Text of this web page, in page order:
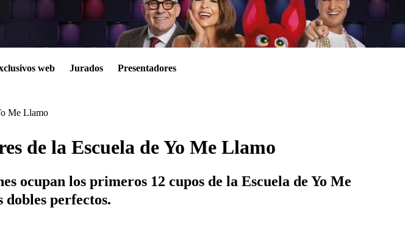
web Jurados Presentadores
Me Llamo
de la Escuela de Yo Me Llamo
ocupan los primeros 12 cupos de la Escuela de Yo Me
perfectos.